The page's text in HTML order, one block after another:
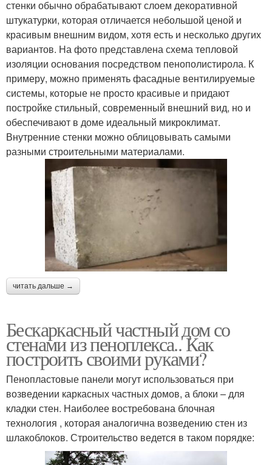
стенки обычно обрабатывают слоем декоративной
штукатурки, которая отличается небольшой ценой и
красивым внешним видом, хотя есть и несколько других
вариантов. На фото представлена схема тепловой
изоляции основания посредством пенополистирола. К
примеру, можно применять фасадные вентилируемые
системы, которые не просто красивые и придают
постройке стильный, современный внешний вид, но и
обеспечивают в доме идеальный микроклимат.
Внутренние стенки можно облицовывать самыми
разными строительными материалами.
читать дальше →
Бескаркасный частный дом со
стенами из пеноплекса.. Как
построить своими руками?
Пенопластовые панели могут использоваться при
возведении каркасных частных домов, а блоки – для
кладки стен. Наиболее востребована блочная
технология , которая аналогична возведению стен из
шлакоблоков. Строительство ведется в таком порядке: